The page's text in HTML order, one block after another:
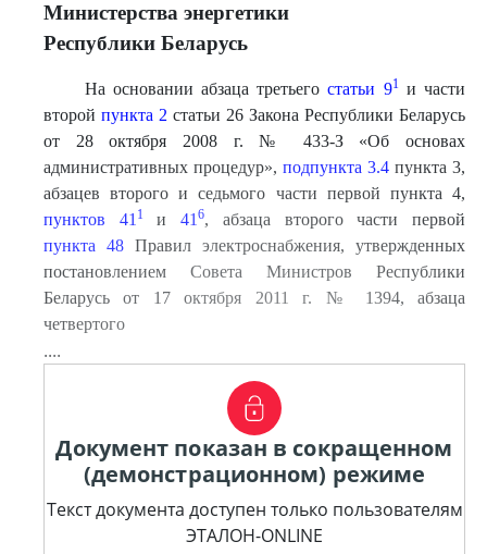
Министерства энергетики
Республики Беларусь
На основании абзаца третьегостатьи 91и части
второй пункта 2 статьи 26 Закона Республики Беларусь
от 28 октября 2008 г. № 433-З «Об основах
административных процедур», подпункта 3.4 пункта 3,
абзацев второго и седьмого части первой пункта 4,
пунктов 41 1 и416, абзаца второго части первой
пункта 48 Правил электроснабжения, утвержденных
постановлением Совета Министров Республики
Беларусь от 17 октября 2011 г. № 1394, абзаца
четвертого
....
Документ показан в сокращенном
(демонстрационном) режиме
Текст документа доступен только пользователям
ЭТАЛОН-ONLINE